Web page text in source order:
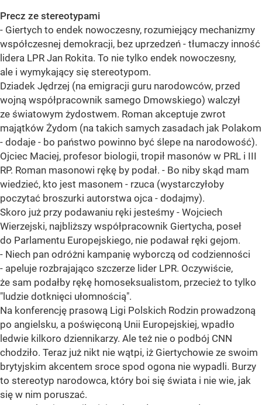
Precz ze stereotypami
- Giertych to endek nowoczesny, rozumiejący mechanizmy
współczesnej demokracji, bez uprzedzeń - tłumaczy inność
lidera LPR Jan Rokita. To nie tylko endek nowoczesny,
ale i wymykający się stereotypom.
Dziadek Jędrzej (na emigracji guru narodowców, przed
wojną współpracownik samego Dmowskiego) walczył
ze światowym żydostwem. Roman akceptuje zwrot
majątków Żydom (na takich samych zasadach jak Polakom
- dodaje - bo państwo powinno być ślepe na narodowość).
Ojciec Maciej, profesor biologii, tropił masonów w PRL i III
RP. Roman masonowi rękę by podał. - Bo niby skąd mam
wiedzieć, kto jest masonem - rzuca (wystarczyłoby
poczytać broszurki autorstwa ojca - dodajmy).
Skoro już przy podawaniu ręki jesteśmy - Wojciech
Wierzejski, najbliższy współpracownik Giertycha, poseł
do Parlamentu Europejskiego, nie podawał ręki gejom.
- Niech pan odróżni kampanię wyborczą od codzienności
- apeluje rozbrajająco szczerze lider LPR. Oczywiście,
że sam podałby rękę homoseksualistom, przecież to tylko
"ludzie dotknięci ułomnością".
Na konferencję prasową Ligi Polskich Rodzin prowadzoną
po angielsku, a poświęconą Unii Europejskiej, wpadło
ledwie kilkoro dziennikarzy. Ale też nie o podbój CNN
chodziło. Teraz już nikt nie wątpi, iż Giertychowie ze swoim
brytyjskim akcentem sroce spod ogona nie wypadli. Burzy
to stereotyp narodowca, który boi się świata i nie wie, jak
się w nim poruszać.